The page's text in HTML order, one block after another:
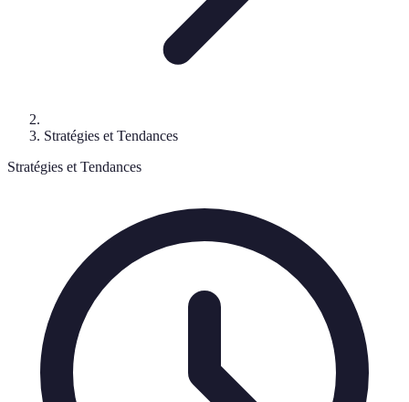
Stratégies et Tendances
Stratégies et Tendances